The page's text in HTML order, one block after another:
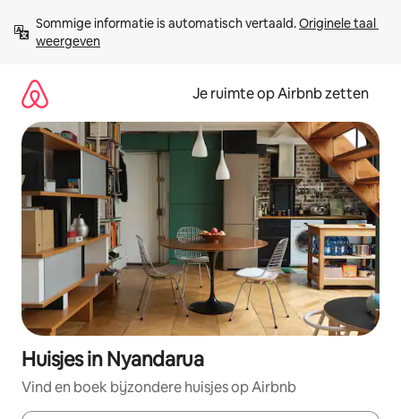
direct
naar
Sommige informatie is automatisch vertaald. Originele taal
weergeven
Je ruimte op Airbnb zetten
Huisjes in Nyandarua
Vind en boek bijzondere huisjes op Airbnb